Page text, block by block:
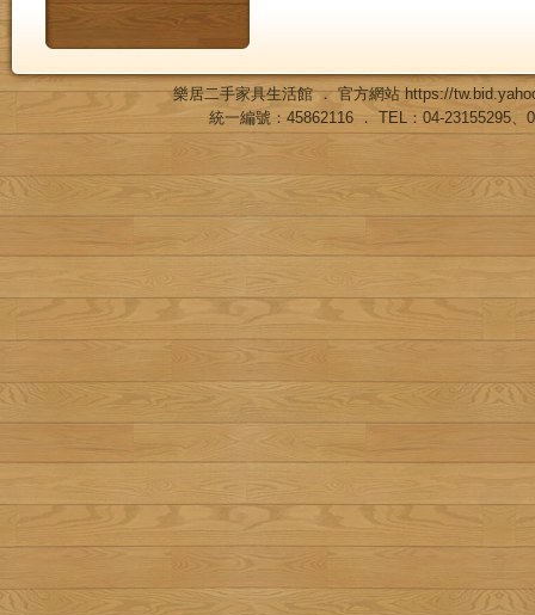
樂居二手家具生活館 ． 官方網站https://
統一編號：45862116 ． TEL：04-23155295